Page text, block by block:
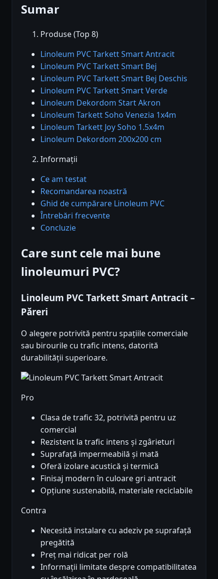
Sumar
Produse (Top 8)
Linoleum PVC Tarkett Smart Antracit
Linoleum PVC Tarkett Smart Bej
Linoleum PVC Tarkett Smart Bej Deschis
Linoleum PVC Tarkett Smart Verde
Linoleum Dekordom Start Akron
Linoleum Tarkett Soho Venezia 1x4m
Linoleum Tarkett Joy Soho 1.5x4m
Linoleum Dekordom 200x200 cm
Informații
Ce am testat
Recomandarea noastră
Ghid de cumpărare Linoleum PVC
Întrebări frecvente
Concluzie
Care sunt cele mai bune
linoleumuri PVC?
Linoleum PVC Tarkett Smart Antracit –
Păreri
O alegere potrivită pentru spațiile comerciale
sau birourile cu trafic intens, datorită
durabilității superioare.
Pro
Clasa de trafic 32, potrivită pentru uz
comercial
Rezistent la trafic intens și zgârieturi
Suprafață impermeabilă și mată
Oferă izolare acustică și termică
Finisaj modern în culoare gri antracit
Opțiune sustenabilă, materiale reciclabile
Contra
Necesită instalare cu adeziv pe suprafață
pregătită
Preț mai ridicat per rolă
Informații limitate despre compatibilitatea